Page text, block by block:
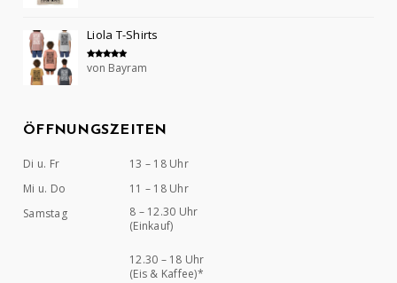
Liola T-Shirts
Bewertet mit
von Bayram
ÖFFNUNGSZEITEN
Di u. Fr
13 – 18 Uhr
Mi u. Do
11 – 18 Uhr
Samstag
8 – 12.30 Uhr
(Einkauf)
12.30 – 18 Uhr
(Eis & Kaffee)*